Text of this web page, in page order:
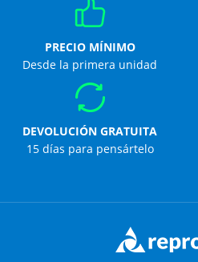
PRECIO MÍNIMO
Desde la primera unidad
DEVOLUCIÓN GRATUITA
15 días para pensártelo